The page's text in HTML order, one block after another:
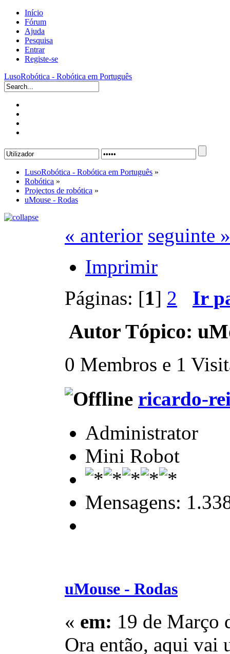
Início
Fórum
Ajuda
Pesquisa
Entrar
Registe-se
LusoRobótica - Robótica em Português
LusoRobótica - Robótica em Português »
Robótica »
Projectos de robótica »
uMouse - Rodas
« anterior seguinte »
Imprimir
Páginas: [1] 2 Ir
Autor Tópico:
0 Membros e 1
ricardo-
Administrator
Mini Robot
Mensagens:
uMouse - Rodas
« em: 19 de Março
Ora então, aqui vai